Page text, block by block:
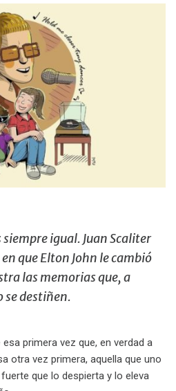
siempre igual. Juan Scaliter
que Elton John le cambió
las memorias que, a
se destiñen.
primera vez que, en verdad a
otra vez primera, aquella que uno
que lo despierta y lo eleva